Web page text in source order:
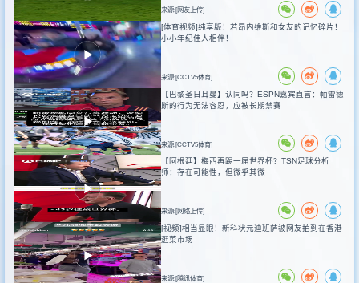
来源:[网友上传]
[体育视频]纯享版！若昂内维斯和女友的记忆碎片！
小小年纪佳人相伴！
来源:[CCTV5体育]
【巴黎圣日耳曼】认同吗？ESPN嘉宾直言：帕雷德
斯的行为无法容忍，应被长期禁赛
来源:[CCTV5体育]
【阿根廷】梅西再踢一届世界杯？TSN足球分析
师：存在可能性，但微乎其微
来源:[网络上传]
[视频]相当显眼！新科状元迪班萨被网友拍到在香港
逛菜市场
来源:[腾讯体育]